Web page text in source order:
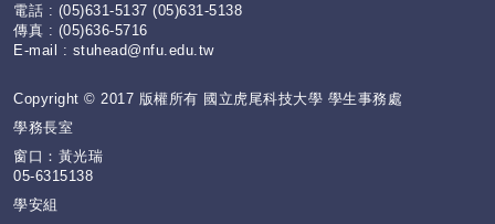
電話 : (05)631-5137 (05)631-5138
傳真 : (05)636-5716
E-mail : stuhead@nfu.edu.tw
Copyright © 2017 版權所有 國立虎尾科技大學 學生事務處
學務長室
窗口：黃光瑞
05-6315138
學安組